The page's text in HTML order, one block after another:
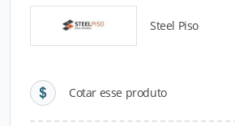
Steel Piso
Cotar esse produto
Detalhes do
Descrição do Produto